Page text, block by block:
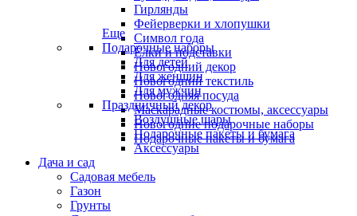
Гирлянды
Фейерверки и хлопушки
Символ года
Ёлки и подставки
Новогодний декор
Новогодний текстиль
Новогодняя посуда
Маскарадные костюмы, аксессуары
Новогодние подарочные наборы
Подарочные пакеты и бумага
Еще
Подарочные наборы
Для детей
Для женщин
Для мужчин
Праздничный декор
Воздушные шары
Подарочные пакеты и бумага
Аксессуары
Дача и сад
Садовая мебель
Газон
Грунты